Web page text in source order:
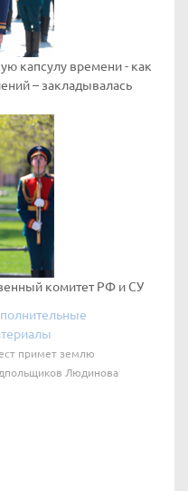
капсулу времени - как
– закладывалась
комитет РФ и СУ
примет землю
Людинова